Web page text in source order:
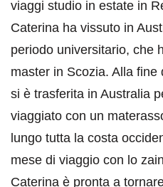
viaggi studio in estate in
Caterina ha vissuto in
periodo universitario, che
master in Scozia. Alla
si è trasferita in Australia
viaggiato con un
lungo tutta la costa
mese di viaggio con lo
Caterina è pronta a